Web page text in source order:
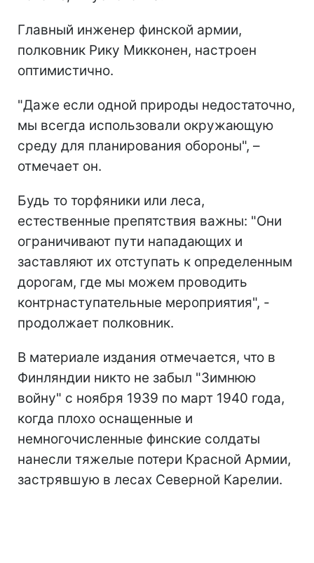
Главный инженер финской армии,
полковник Рику Микконен, настроен
оптимистично.
"Даже если одной природы недостаточно,
мы всегда использовали окружающую
среду для планирования обороны", –
отмечает он.
Будь то торфяники или леса,
естественные препятствия важны: "Они
ограничивают пути нападающих и
заставляют их отступать к определенным
дорогам, где мы можем проводить
контрнаступательные мероприятия", -
продолжает полковник.
В материале издания отмечается, что в
Финляндии никто не забыл "Зимнюю
войну" с ноября 1939 по март 1940 года,
когда плохо оснащенные и
немногочисленные финские солдаты
нанесли тяжелые потери Красной Армии,
застрявшую в лесах Северной Карелии.